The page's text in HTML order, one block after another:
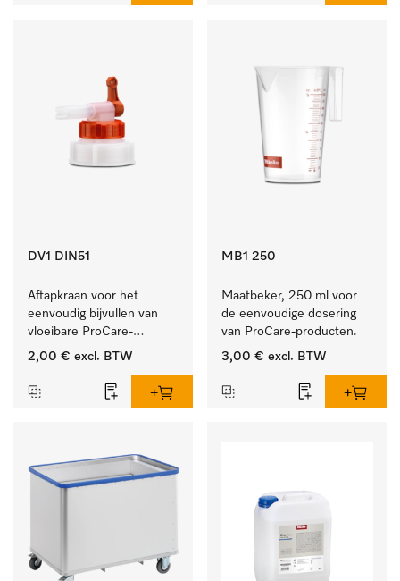
DV1 DIN51
Aftapkraan voor het
eenvoudig bijvullen van
vloeibare ProCare-
producten.
2,00 € excl. BTW
MB1 250
Maatbeker, 250 ml voor
de eenvoudige dosering
van ProCare-producten.
3,00 € excl. BTW